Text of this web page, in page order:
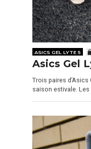
ASICS GEL LYTE 5
Asics Gel
Trois paires
saison estivale. Les